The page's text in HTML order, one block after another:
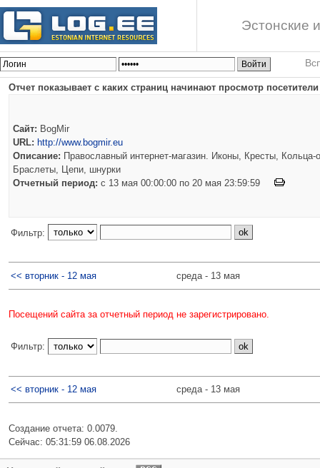
Эстонские
Отчет показывает с каких страниц начинают просмотр
Сайт: BogMir
URL: http://www.bogmir.eu
Описание: Православный интернет-магазин. Иконы, Кресты, Кольца-
Браслеты, Цепи, шнурки
Отчетный период: c 13 мая 00:00:00 по 20 мая 23:59:59
Фильтр:
<< вторник - 12 мая среда - 13 мая
Посещений сайта за отчетный период не зарегистрировано.
Фильтр:
<< вторник - 12 мая среда - 13 мая
Создание отчета: 0.0079.
Сейчас: 05:31:59 06.08.2026